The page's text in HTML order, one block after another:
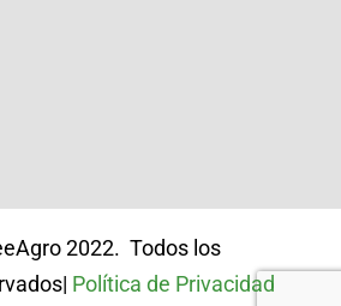
2022. Todos los
Política de Privacidad